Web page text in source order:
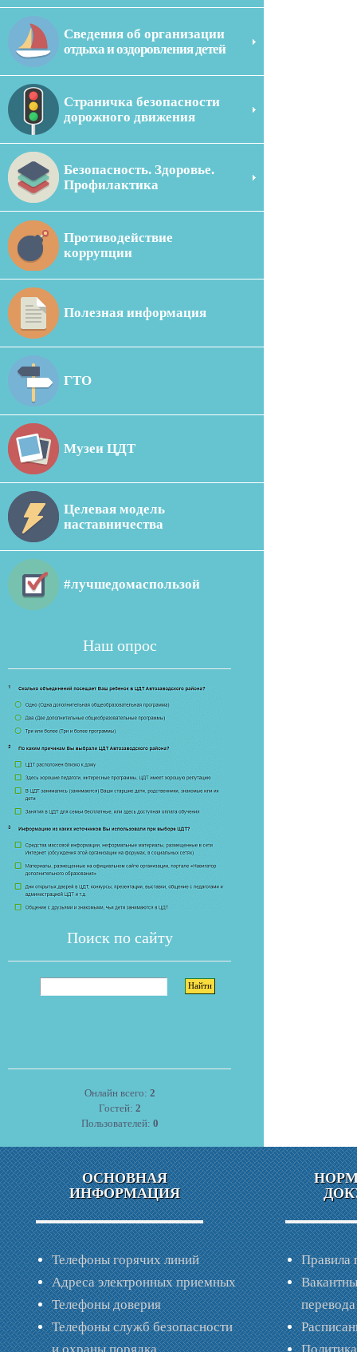
Сведения об организации
отдыха и оздоровления детей
Страничка безопасности
дорожного движения
Безопасность. Здоровье.
Профилактика
Противодействие
коррупции
Полезная информация
ГТО
Музеи ЦДТ
Целевая модель
наставничества
#лучшедомаспользой
Наш опрос
Поиск по сайту
Онлайн всего: 2
Гостей: 2
Пользователей: 0
ОСНОВНАЯ
ИНФОРМАЦИЯ
Телефоны горячих линий
Адреса электронных приемных
Телефоны доверия
Телефоны служб безопасности
Правила
перевода